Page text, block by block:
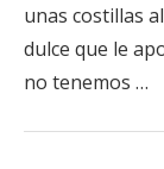
unas costillas
dulce que le
no tenemos …